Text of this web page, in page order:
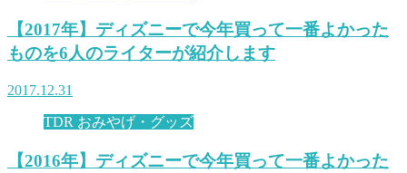
【2017年】ディズニーで今年買って一番よかった
ものを6人のライターが紹介します
2017.12.31
TDR おみやげ・グッズ
【2016年】ディズニーで今年買って一番よかった